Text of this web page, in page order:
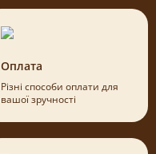
Оплата
Різні способи оплати для
вашої зручності